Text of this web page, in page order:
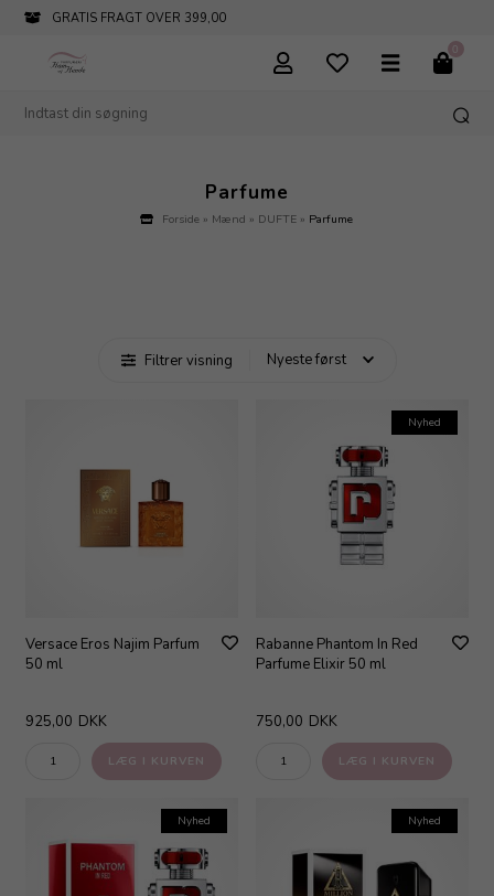
INFO@PARFUMERIHAMOGHENDE.DK
0
Parfume
Forside » Mænd » DUFTE » Parfume
Filtrer visning
Versace Eros Najim Parfum
50 ml
925,00 DKK
Nyhed
Rabanne Phantom In Red
Parfume Elixir 50 ml
750,00 DKK
Nyhed Nyhed